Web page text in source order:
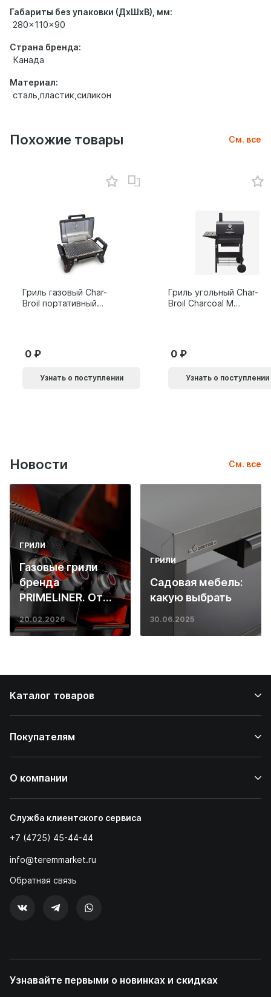
Габариты без упаковки (ДхШхВ), мм:
280x110x90
Страна бренда:
Канада
Материал:
сталь,пластик,силикон
Похожие товары См. все
Гриль газовый Char-
Broil портативный
0
Узнать о поступлении
Гриль угольный Char-
Broil Charcoal M
0
Узнать о поступлении
Новости См. все
ГРИЛИ
Газовые грили
бренда
PRIMELINER. От
основ инженерии
до ресторанных
20.02.2026
ГРИЛИ
Садовая мебель:
какую выбрать
30.06.2025
Каталог товаров
Покупателям
О компании
Служба клиентского сервиса
+7 (4725) 45-44-44
info@teremmarket.ru
Обратная связь
Узнавайте первыми о новинках и скидках